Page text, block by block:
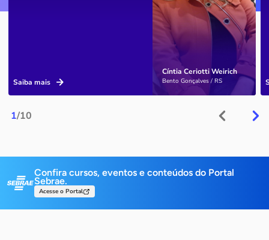
1/10
Cíntia Ceriotti Weirich
Bento Gonçalves / RS
Saiba mais
Confira cursos, eventos e conteúdos do Portal
Sebrae.
Acesse o Portal